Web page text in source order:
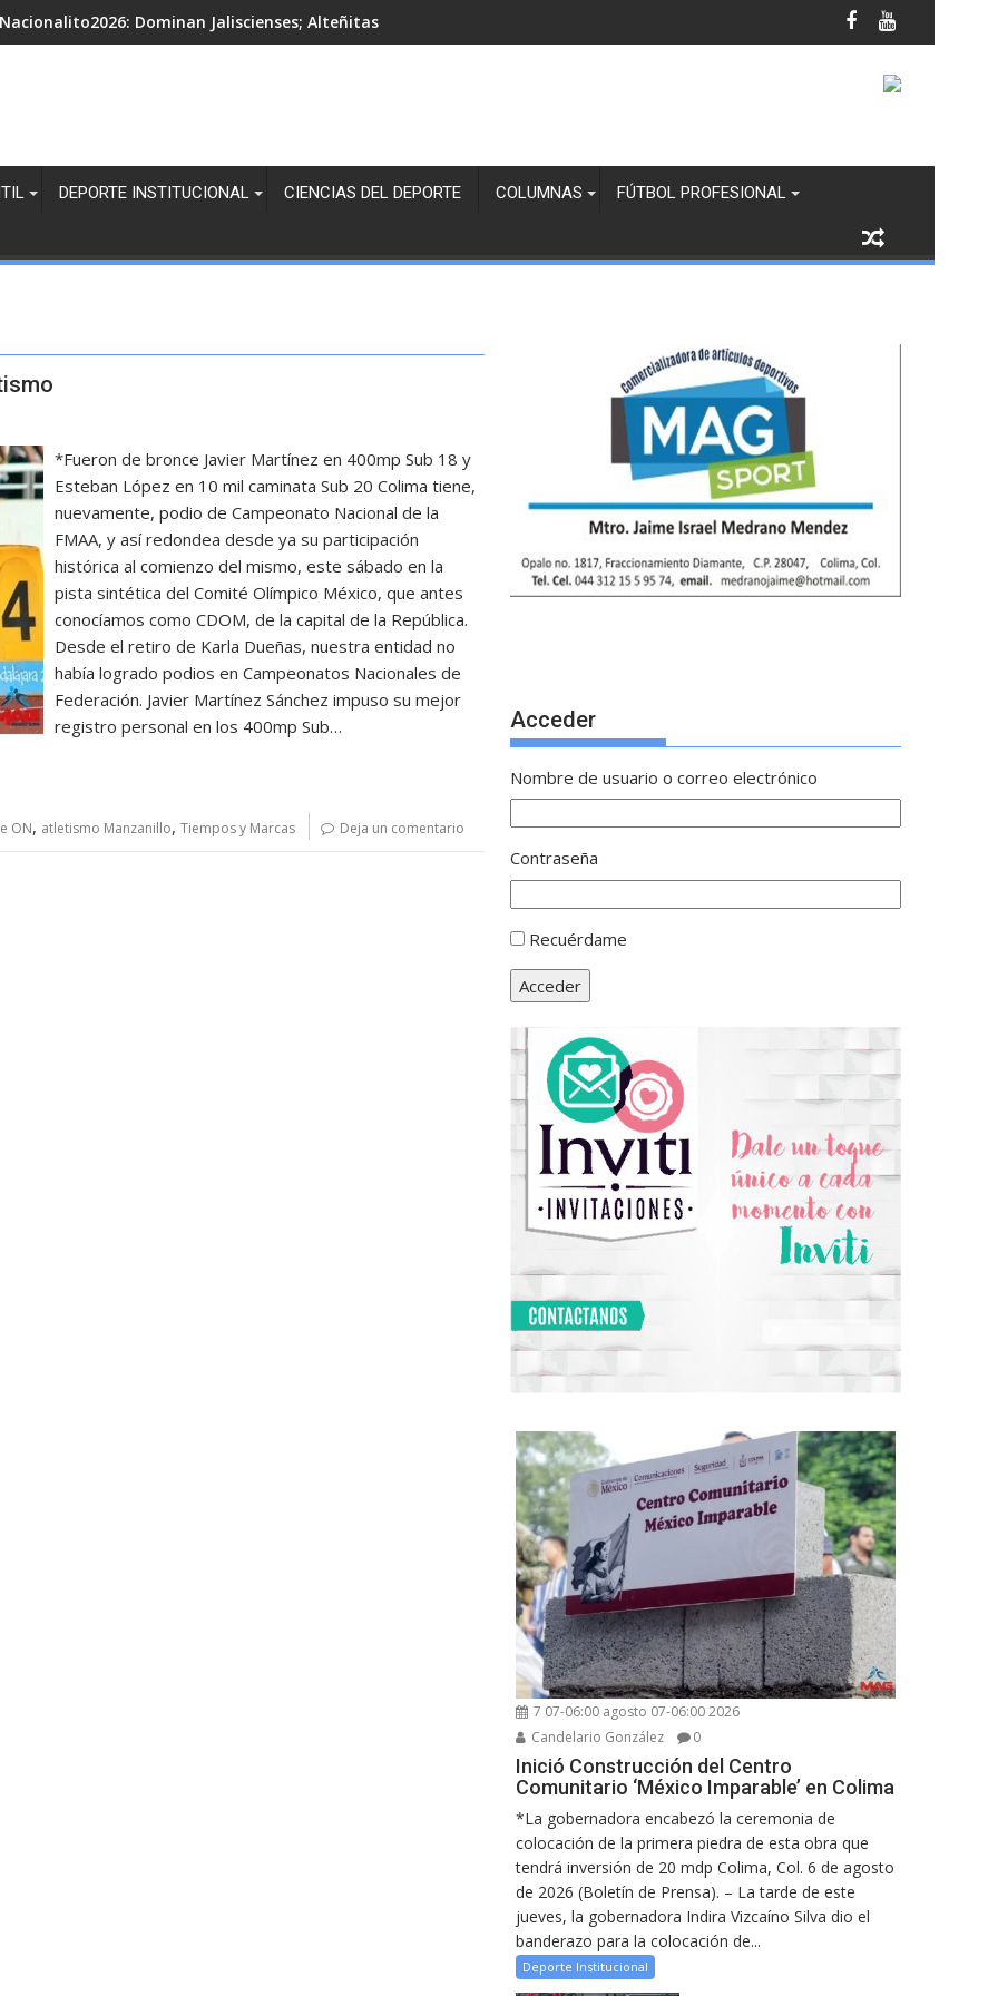
Dominan Jaliscienses; Alteñitas, Margaritas Blanco y Margaritas en Infantil “B”
DEPORTE INSTITUCIONAL CIENCIAS DEL DEPORTE COLUMNAS FÚTBOL PROFESIONAL
*Fueron de bronce Javier Martínez en 400mp Sub 18 y
Esteban López en 10 mil caminata Sub 20 Colima tiene,
nuevamente, podio de Campeonato Nacional de la
FMAA, y así redondea desde ya su participación
histórica al comienzo del mismo, este sábado en la
pista sintética del Comité Olímpico México, que antes
conocíamos como CDOM, de la capital de la República.
Desde el retiro de Karla Dueñas, nuestra entidad no
había logrado podios en Campeonatos Nacionales de
Federación. Javier Martínez Sánchez impuso su mejor
registro personal en los 400mp Sub…
ON, atletismo Manzanillo, Tiempos y Marcas Deja un comentario
Acceder
Nombre de usuario o correo electrónico
Contraseña
Recuérdame
Acceder
7 07-06:00 agosto 07-06:00 2026
Candelario González
0
Inició Construcción del Centro
Comunitario ‘México Imparable’ en Colima
*La gobernadora encabezó la ceremonia de
colocación de la primera piedra de esta obra que
tendrá inversión de 20 mdp Colima, Col. 6 de agosto
de 2026 (Boletín de Prensa). – La tarde de este
jueves, la gobernadora Indira Vizcaíno Silva dio el
banderazo para la colocación de...
Deporte Institucional